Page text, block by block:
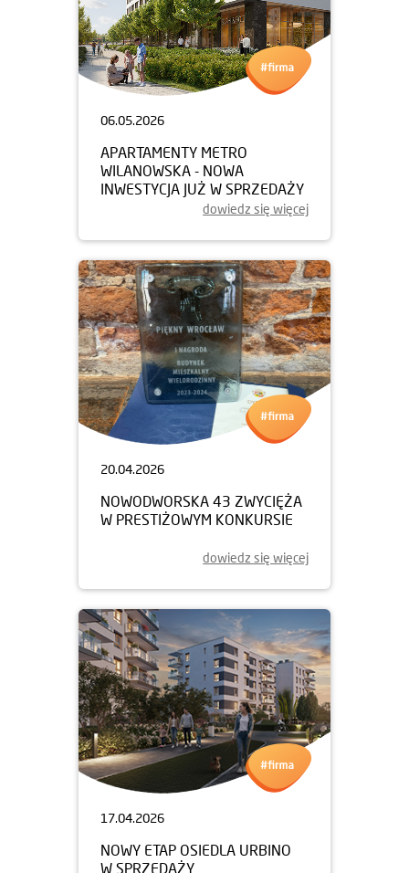
06.05.2026
APARTAMENTY METRO
WILANOWSKA - NOWA
INWESTYCJA JUŻ W SPRZEDAŻY
dowiedz się więcej
20.04.2026
NOWODWORSKA 43 ZWYCIĘŻA
W PRESTIŻOWYM KONKURSIE
dowiedz się więcej
17.04.2026
NOWY ETAP OSIEDLA URBINO
W SPRZEDAŻY